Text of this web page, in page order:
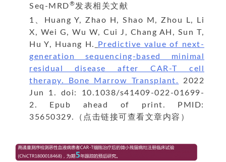
Seq-MRD®发表相关文献
1、Huang Y, Zhao H, Shao M, Zhou L, Li
X, Wei G, Wu W, Cui J, Chang AH, Sun T,
Hu Y, Huang H.
Predictive value of next-
generation sequencing-based minimal
residual disease after CAR-T cell
therapy. Bone Marrow Transplant.
2022
Jun 1. doi: 10.1038/s41409-022-01699-
2. Epub ahead of print. PMID:
35650329.（点击链接可查看文章内容）